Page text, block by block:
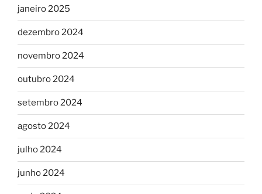
janeiro 2025
dezembro 2024
novembro 2024
outubro 2024
setembro 2024
agosto 2024
julho 2024
junho 2024